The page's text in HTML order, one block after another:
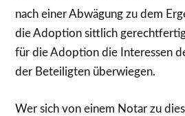
nach einer Abwägung zu dem
die Adoption sittlich
für die Adoption die Interessen
der Beteiligten überwiegen.
Wer sich von einem Notar zu